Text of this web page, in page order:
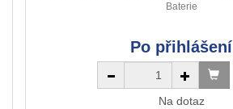
Baterie
Po přihlášení
Na dotaz